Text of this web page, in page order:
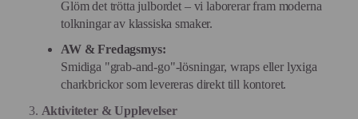
Glöm det trötta julbordet – vi laborerar fram moderna
tolkningar av klassiska smaker.
AW & Fredagsmys:
Smidiga "grab-and-go"-lösningar, wraps eller lyxiga
charkbrickor som levereras direkt till kontoret.
3. Aktiviteter & Upplevelser